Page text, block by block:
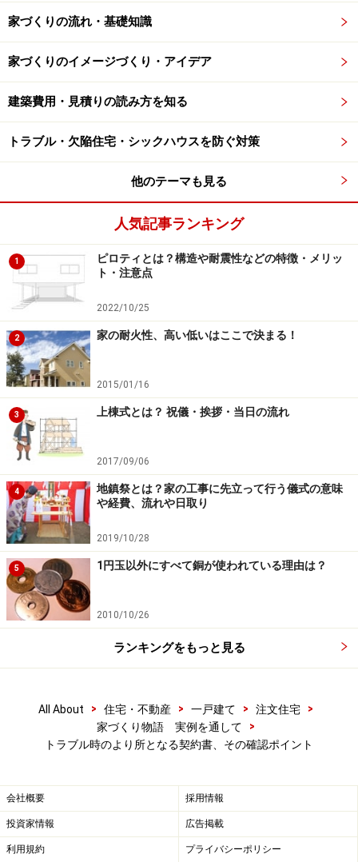
は契約に対して慎重にならざるを得ませんでした。
では一体、どのような点に気をつけて契約を締結すれば
いいのか、次ページでは契約に当たって確認したポイン
トを具体的に紹介します。
※記事内容は執筆時点のものです。最新の内容をご確認くださ
1/2
家づくりの流れ・基礎知識
家づくりのイメージづくり・アイデア
建築費用・見積りの読み方を知る
トラブル・欠陥住宅・シックハウスを防ぐ対策
他のテーマも見る
人気記事ランキング
1
ピロティとは？構造や耐震性などの特徴・メリッ
ト・注意点
2022/10/25
2 家の耐火性、高い低いはここで決まる！
2015/01/16
3 上棟式とは？ 祝儀・挨拶・当日の流れ
2017/09/06
4
地鎮祭とは？家の工事に先立って行う儀式の意味
や経費、流れや日取り
2019/10/28
5 1円玉以外にすべて銅が使われている理由は？
2010/10/26
ランキングをもっと見る
All About > 住宅・不動産 > 一戸建て > 注文住宅
>
家づくり物語 実例を通して
>
トラブル時のより所となる契約書、その確認ポイント
会社概要 採用情報
投資家情報 広告掲載
利用規約 プライバシーポリシー